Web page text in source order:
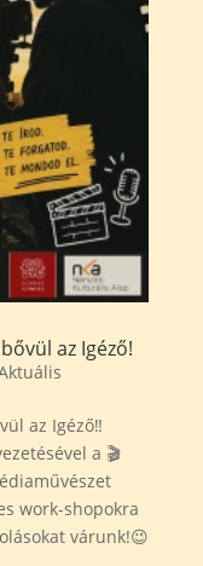
az Igéző!
az Igéző‼️
a 🎬
work-shopokra
várunk!😉